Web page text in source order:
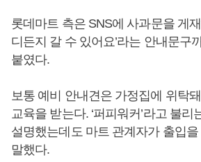
롯데마트 측은 SNS에 사과문을 게
디든지 갈 수 있어요’라는 안내문구
붙였다.
보통 예비 안내견은 가정집에 위탁
교육을 받는다. ‘퍼피워커’라고 불
설명했는데도 마트 관계자가 출입
말했다.